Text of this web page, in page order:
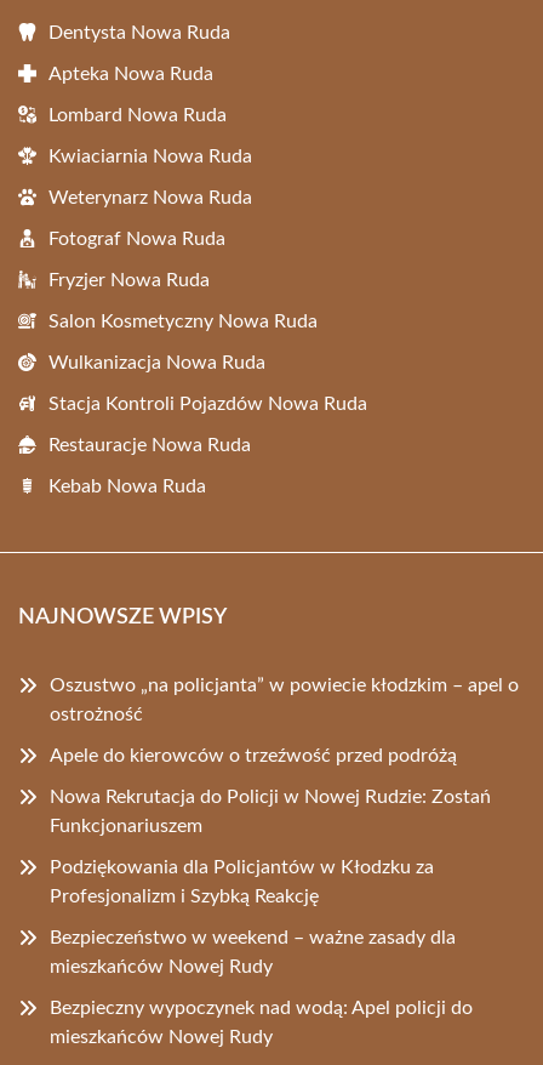
Dentysta Nowa Ruda
Apteka Nowa Ruda
Lombard Nowa Ruda
Kwiaciarnia Nowa Ruda
Weterynarz Nowa Ruda
Fotograf Nowa Ruda
Fryzjer Nowa Ruda
Salon Kosmetyczny Nowa Ruda
Wulkanizacja Nowa Ruda
Stacja Kontroli Pojazdów Nowa Ruda
Restauracje Nowa Ruda
Kebab Nowa Ruda
NAJNOWSZE WPISY
Oszustwo „na policjanta” w powiecie kłodzkim – apel o
ostrożność
Apele do kierowców o trzeźwość przed podróżą
Nowa Rekrutacja do Policji w Nowej Rudzie: Zostań
Funkcjonariuszem
Podziękowania dla Policjantów w Kłodzku za
Profesjonalizm i Szybką Reakcję
Bezpieczeństwo w weekend – ważne zasady dla
mieszkańców Nowej Rudy
Bezpieczny wypoczynek nad wodą: Apel policji do
mieszkańców Nowej Rudy